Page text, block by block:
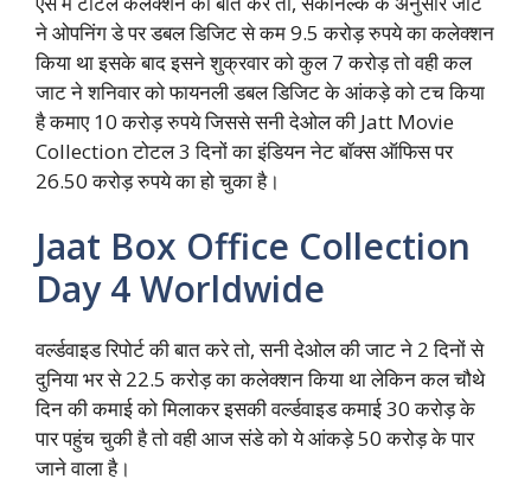
ने ओपनिंग डे पर डबल डिजिट से कम 9.5 करोड़ रुपये का कलेक्शन
किया था इसके बाद इसने शुक्रवार को कुल 7 करोड़ तो वही कल
जाट ने शनिवार को फायनली डबल डिजिट के आंकड़े को टच किया
है कमाए 10 करोड़ रुपये जिससे सनी देओल की Jatt Movie
Collection टोटल 3 दिनों का इंडियन नेट बॉक्स ऑफिस पर
26.50 करोड़ रुपये का हो चुका है।
Jaat Box Office Collection
Day 4 Worldwide
वर्ल्डवाइड रिपोर्ट की बात करे तो, सनी देओल की जाट ने 2 दिनों से
दुनिया भर से 22.5 करोड़ का कलेक्शन किया था लेकिन कल चौथे
दिन की कमाई को मिलाकर इसकी वर्ल्डवाइड कमाई 30 करोड़ के
पार पहुंच चुकी है तो वही आज संडे को ये आंकड़े 50 करोड़ के पार
जाने वाला है।